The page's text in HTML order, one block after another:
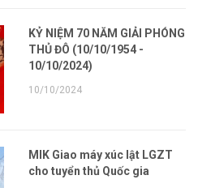
KỶ NIỆM 70 NĂM GIẢI PHÓNG
THỦ ĐÔ (10/10/1954 -
10/10/2024)
10/10/2024
MIK Giao máy xúc lật LGZT
cho tuyển thủ Quốc gia